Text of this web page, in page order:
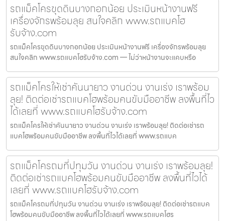
รถแม็คโครขุดดินบางกอกน้อย ประเมินหน้างานฟรี
เครื่องจักรพร้อมลุย สนใจคลิก www.รถแบคโฮ
รับจ้าง.com
รถแม็คโครขุดดินบางกอกน้อย ประเมินหน้างานฟรี เครื่องจักรพร้อมลุย
สนใจคลิก www.รถแบคโฮรับจ้าง.com — ไม่ว่าหน้างานจะแคบหรือ
รถแม็คโครให้เช่าคันนายาว งานด่วน งานเร่ง เราพร้อม
ลุย! ติดต่อเช่ารถแบคโฮพร้อมคนขับมืออาชีพ ลงพื้นที่ไว
ได้เลยที่ www.รถแบคโฮรับจ้าง.com
รถแม็คโครให้เช่าคันนายาว งานด่วน งานเร่ง เราพร้อมลุย! ติดต่อเช่ารถ
แบคโฮพร้อมคนขับมืออาชีพ ลงพื้นที่ไวได้เลยที่ www.รถแบค
รถแม็คโครถมที่ปทุมวัน งานด่วน งานเร่ง เราพร้อมลุย!
ติดต่อเช่ารถแบคโฮพร้อมคนขับมืออาชีพ ลงพื้นที่ไวได้
เลยที่ www.รถแบคโฮรับจ้าง.com
รถแม็คโครถมที่ปทุมวัน งานด่วน งานเร่ง เราพร้อมลุย! ติดต่อเช่ารถแบค
โฮพร้อมคนขับมืออาชีพ ลงพื้นที่ไวได้เลยที่ www.รถแบคโฮร